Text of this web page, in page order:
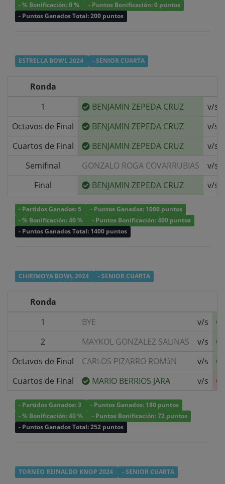
- % Bonificación: 0 %
- Puntos Bonificación: 0 puntos
- Puntos Ganados Total: 200 puntos
ESTRELLA BOWL 2024 - SENIOR CUARTA
Ronda
1
BENJAMIN ZEPEDA CRUZ
v/s
Octavos de Final
BENJAMIN ZEPEDA CRUZ
v/s
Cuartos de Final
BENJAMIN ZEPEDA CRUZ
v/s
Semifinal
GONZALO ROGA COVARRUBIAS
v/s
Final
BENJAMIN ZEPEDA CRUZ v/s
- Partidos Ganados: 5
- Puntos Ganados: 1000 puntos
- % Bonificación: 40 %
- Puntos Bonificación: 400 puntos
- Puntos Ganados Total: 1400 puntos
CHIRIMOYA BOWL 2024 - SENIOR CUARTA
Ronda
1
BYE
v/s
2
MAYKOL GONZALEZ SALINAS
v/s
Octavos de Final
CARLOS PIZARRO ROMáN
v/s
Cuartos de Final
MARIO BERRIOS JARA v/s
- Partidos Ganados: 3
- Puntos Ganados: 180 puntos
- % Bonificación: 40 %
- Puntos Bonificación: 72 puntos
- Puntos Ganados Total: 252 puntos
TORNEO REINALDO KNOP 2024 - SENIOR CUARTA